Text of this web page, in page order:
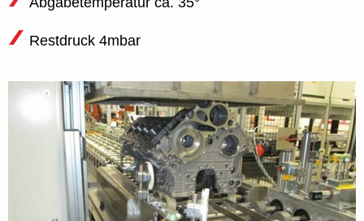
Restdruck 4mbar